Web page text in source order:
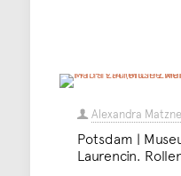
Alexandra
Potsdam |
Laurencin.